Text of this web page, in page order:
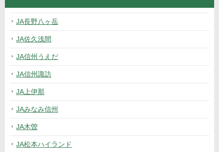
JA長野八ヶ岳
JA佐久浅間
JA信州うえだ
JA信州諏訪
JA上伊那
JAみなみ信州
JA木曽
JA松本ハイランド